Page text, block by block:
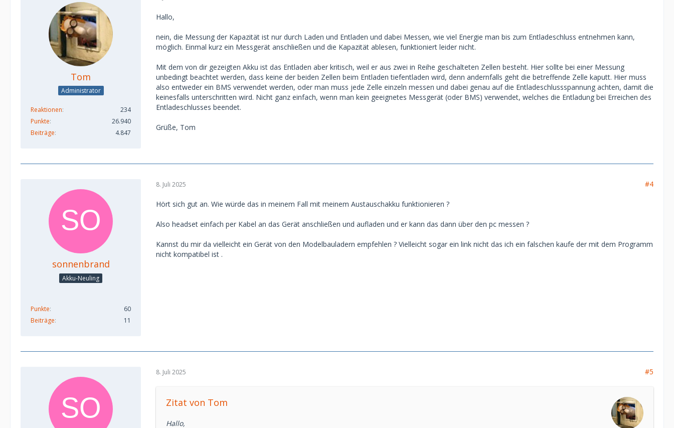
Tom
Administrator
Reaktionen
234
Punkte
26.940
Beiträge
4.847
Hallo,
nein, die Messung der Kapazität ist nur durch Laden und Entladen und dabei Messen, wie viel Energie man bis zum Entladeschluss entnehmen kann,
möglich. Einmal kurz ein Messgerät anschließen und die Kapazität ablesen, funktioniert leider nicht.
Mit dem von dir gezeigten Akku ist das Entladen aber kritisch, weil er aus zwei in Reihe geschalteten Zellen besteht. Hier sollte bei einer Messung
unbedingt beachtet werden, dass keine der beiden Zellen beim Entladen tiefentladen wird, denn andernfalls geht die betreffende Zelle kaputt. Hier muss
also entweder ein BMS verwendet werden, oder man muss jede Zelle einzeln messen und dabei genau auf die Entladeschlussspannung achten, damit die
keinesfalls unterschritten wird. Nicht ganz einfach, wenn man kein geeignetes Messgerät (oder BMS) verwendet, welches die Entladung bei Erreichen des
Entladeschlusses beendet.
Grüße, Tom
sonnenbrand
Akku-Neuling
Punkte
60
Beiträge
11
8. Juli 2025 #4
Hört sich gut an. Wie würde das in meinem Fall mit meinem Austauschakku funktionieren ?
Also headset einfach per Kabel an das Gerät anschließen und aufladen und er kann das dann über den pc messen ?
Kannst du mir da vielleicht ein Gerät von den Modelbauladern empfehlen ? Vielleicht sogar ein link nicht das ich ein falschen kaufe der mit dem Programm
nicht kompatibel ist .
8. Juli 2025 #5
Zitat von Tom
Hallo,